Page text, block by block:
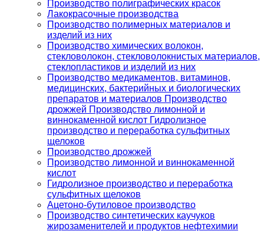
Производство полиграфических красок
Лакокрасочные производства
Производство полимерных материалов и
изделий из них
Производство химических волокон,
стекловолокон, стекловолокнистых материалов,
стеклопластиков и изделий из них
Производство медикаментов, витаминов,
медицинских, бактерийных и биологических
препаратов и материалов Производство
дрожжей Производство лимонной и
виннокаменной кислот Гидролизное
производство и переработка сульфитных
щелоков
Производство дрожжей
Производство лимонной и виннокаменной
кислот
Гидролизное производство и переработка
сульфитных щелоков
Ацетоно-бутиловое производство
Производство синтетических каучуков
жирозаменителей и продуктов нефтехимии